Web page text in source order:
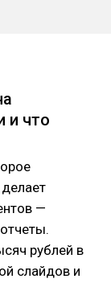
и что
—
рублей в
слайдов и